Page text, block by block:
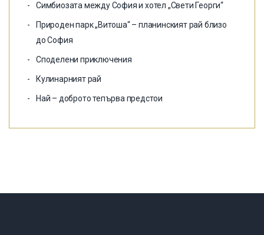
Симбиозата между София и хотел „Свети Георги“
Природен парк „Витоша“ – планинският рай близо
до София
Споделени приключения
Кулинарният рай
Най – доброто тепърва предстои